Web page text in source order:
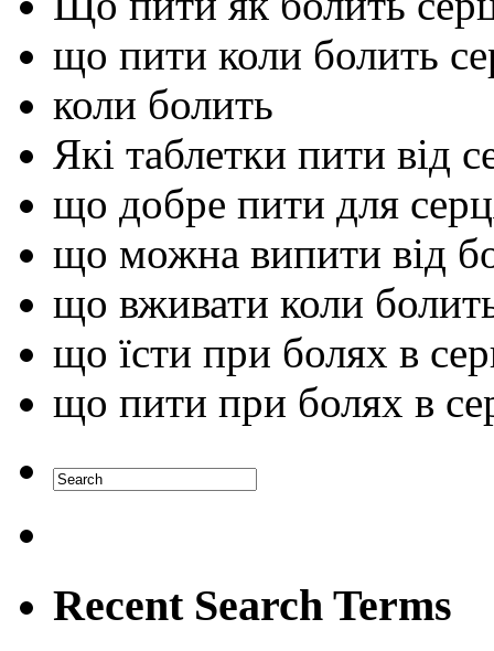
що пити коли болить
коли болить
Які таблетки пити від
що добре пити для
що можна випити від
що вживати коли
що їсти при болях в
що пити при болях в
Recent Search Terms